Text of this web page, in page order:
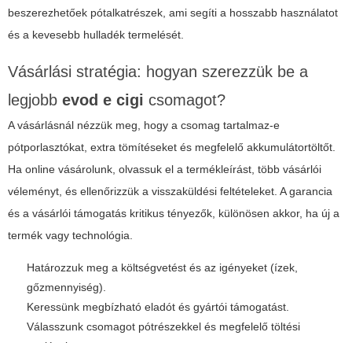
beszerezhetőek pótalkatrészek, ami segíti a hosszabb használatot
és a kevesebb hulladék termelését.
Vásárlási stratégia: hogyan szerezzük be a
legjobb evod e cigi csomagot?
A vásárlásnál nézzük meg, hogy a csomag tartalmaz-e
pótporlasztókat, extra tömítéseket és megfelelő akkumulátortöltőt.
Ha online vásárolunk, olvassuk el a termékleírást, több vásárlói
véleményt, és ellenőrizzük a visszaküldési feltételeket. A garancia
és a vásárlói támogatás kritikus tényezők, különösen akkor, ha új a
termék vagy technológia.
Határozzuk meg a költségvetést és az igényeket (ízek,
gőzmennyiség).
Keressünk megbízható eladót és gyártói támogatást.
Válasszunk csomagot pótrészekkel és megfelelő töltési